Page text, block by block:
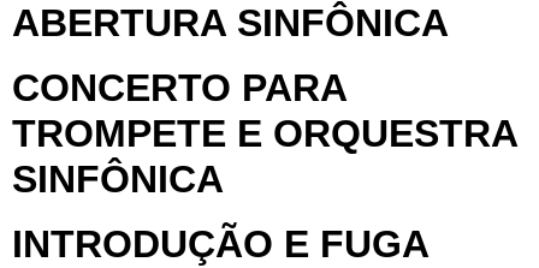
ABERTURA SINFÔNICA
CONCERTO PARA
TROMPETE E ORQUESTRA
SINFÔNICA
INTRODUÇÃO E FUGA